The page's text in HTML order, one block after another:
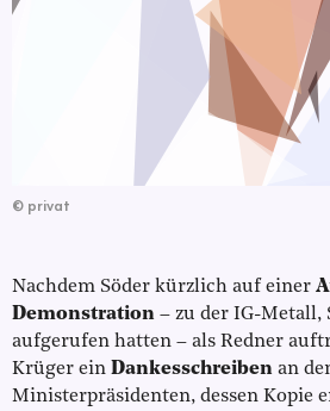
© privat
Nachdem Söder kürzlich auf einer
Demonstration – zu der IG-Metall,
aufgerufen hatten – als Redner
Krüger ein Dankesschreiben an
Ministerpräsidenten, dessen Kopie